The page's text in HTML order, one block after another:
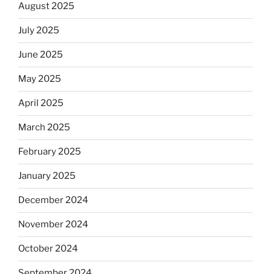
August 2025
July 2025
June 2025
May 2025
April 2025
March 2025
February 2025
January 2025
December 2024
November 2024
October 2024